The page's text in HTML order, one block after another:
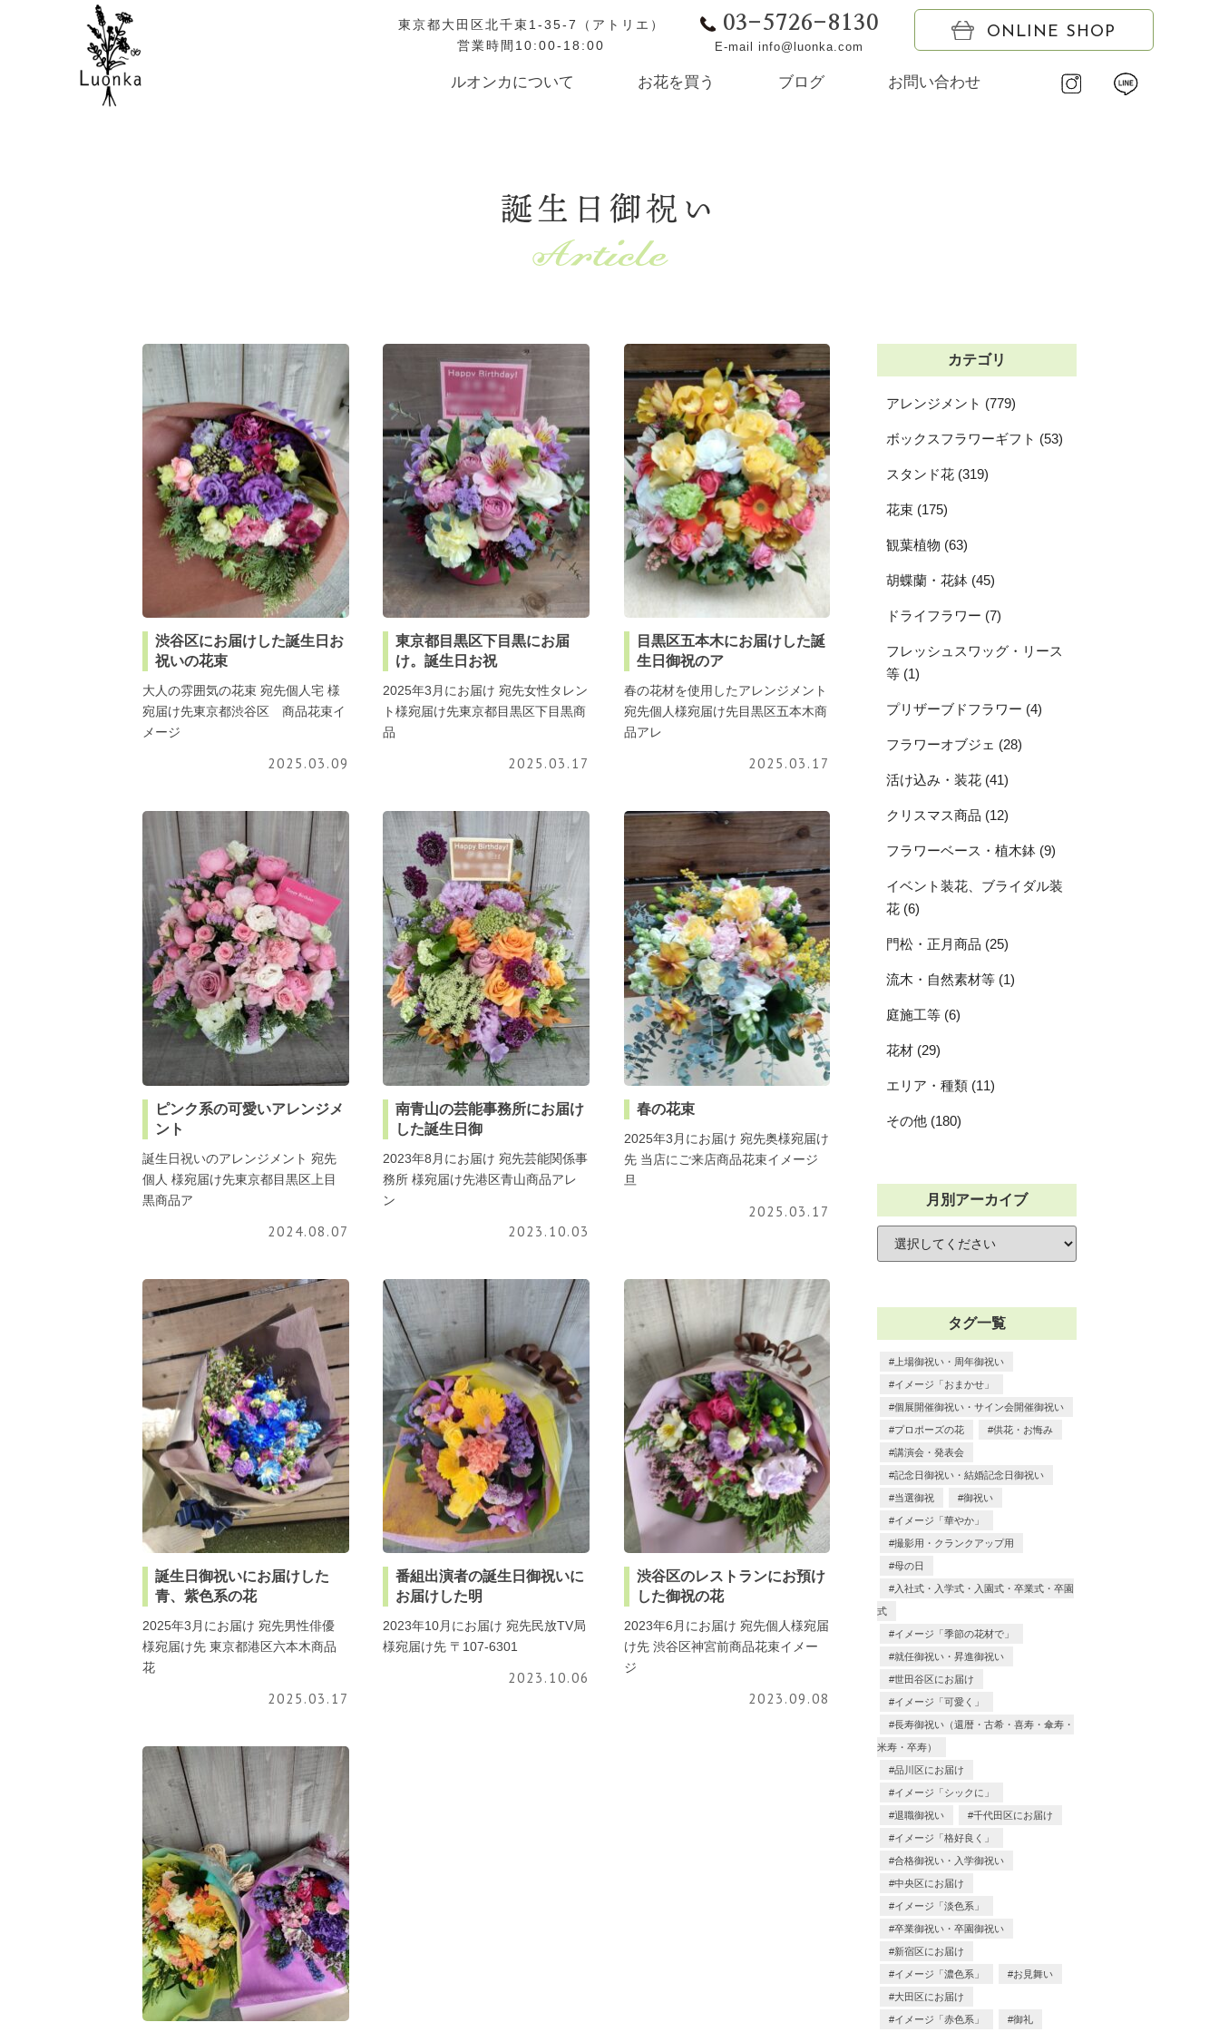
東京都大田区北千束1-35-7（アトリエ）
営業時間10:00-18:00
03-5726-8130
E-mail info@luonka.com
ONLINE SHOP
ルオンカについて お花を買う ブログ お問い合わせ
誕生日御祝い
渋谷区にお届けした誕生日お
祝いの花束
大人の雰囲気の花束 宛先個人宅 様
宛届け先東京都渋谷区 商品花束イ
メージ
2025.03.09
東京都目黒区下目黒にお届
け。誕生日お祝
2025年3月にお届け 宛先女性タレン
ト様宛届け先東京都目黒区下目黒商
品
2025.03.17
目黒区五本木にお届けした誕
生日御祝のア
春の花材を使用したアレンジメント
宛先個人様宛届け先目黒区五本木商
品アレ
2025.03.17
ピンク系の可愛いアレンジメ
ント
誕生日祝いのアレンジメント 宛先
個人 様宛届け先東京都目黒区上目
黒商品ア
2024.08.07
南青山の芸能事務所にお届け
した誕生日御
2023年8月にお届け 宛先芸能関係事
務所 様宛届け先港区青山商品アレ
ン
2023.10.03
春の花束
2025年3月にお届け 宛先奥様宛届け
先 当店にご来店商品花束イメージ
旦
2025.03.17
誕生日御祝いにお届けした
青、紫色系の花
2025年3月にお届け 宛先男性俳優
様宛届け先 東京都港区六本木商品
花
2025.03.17
番組出演者の誕生日御祝いに
お届けした明
2023年10月にお届け 宛先民放TV局
様宛届け先 〒107-6301
2023.10.06
渋谷区のレストランにお預け
した御祝の花
2023年6月にお届け 宛先個人様宛届
け先 渋谷区神宮前商品花束イメー
ジ
2023.09.08
カテゴリ
アレンジメント (779)
ボックスフラワーギフト (53)
スタンド花 (319)
花束 (175)
観葉植物 (63)
胡蝶蘭・花鉢 (45)
ドライフラワー (7)
フレッシュスワッグ・リース
等 (1)
プリザーブドフラワー (4)
フラワーオブジェ (28)
活け込み・装花 (41)
クリスマス商品 (12)
フラワーベース・植木鉢 (9)
イベント装花、ブライダル装
花 (6)
門松・正月商品 (25)
流木・自然素材等 (1)
庭施工等 (6)
花材 (29)
エリア・種類 (11)
その他 (180)
月別アーカイブ
タグ一覧
上場御祝い・周年御祝い
イメージ「おまかせ」
個展開催御祝い・サイン会開催御祝い
プロポーズの花 供花・お悔み
講演会・発表会
記念日御祝い・結婚記念日御祝い
当選御祝 御祝い
イメージ「華やか」
撮影用・クランクアップ用
母の日
入社式・入学式・入園式・卒業式・卒園
式
イメージ「季節の花材で」
就任御祝い・昇進御祝い
世田谷区にお届け
イメージ「可愛く」
長寿御祝い（還暦・古希・喜寿・傘寿・
米寿・卒寿）
品川区にお届け
イメージ「シックに」
退職御祝い 千代田区にお届け
イメージ「格好良く」
合格御祝い・入学御祝い
中央区にお届け
イメージ「淡色系」
卒業御祝い・卒園御祝い
新宿区にお届け
イメージ「濃色系」 お見舞い
大田区にお届け
イメージ「赤色系」 御礼